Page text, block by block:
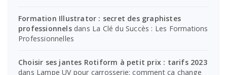
Formation Illustrator : secret des graphistes
professionnelsdans La Clé du Succès : Les Formations
Professionnelles
Choisir ses jantes Rotiform à petit prix : tarifs 2023
dans Lampe UV pour carrosserie: comment ça change